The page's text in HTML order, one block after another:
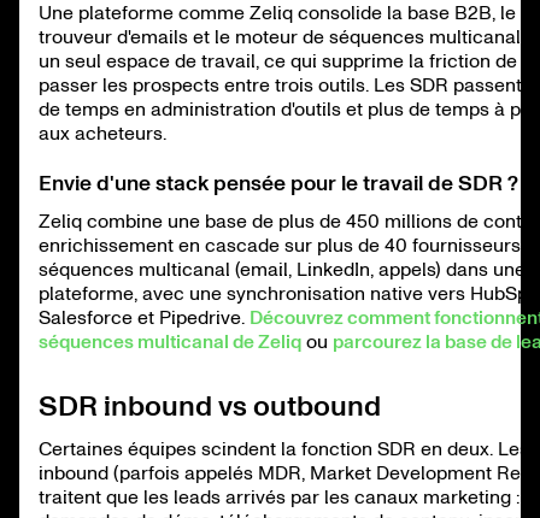
Une plateforme comme Zeliq consolide la base B2B, le
trouveur d'emails et le moteur de séquences multicanal
un seul espace de travail, ce qui supprime la friction de
passer les prospects entre trois outils. Les SDR passent
de temps en administration d'outils et plus de temps à
aux acheteurs.
Envie d'une stack pensée pour le travail de SDR ?
Zeliq combine une base de plus de 450 millions de
enrichissement en cascade sur plus de 40 fournisseurs,
séquences multicanal (email, LinkedIn, appels) dans une
plateforme, avec une synchronisation native vers
Salesforce et Pipedrive. Découvrez comment
séquences multicanal de Zeliq ou parcourez la base de
SDR inbound vs outbound
Certaines équipes scindent la fonction SDR en deux. Les
inbound (parfois appelés MDR, Market Development
traitent que les leads arrivés par les canaux marketing :